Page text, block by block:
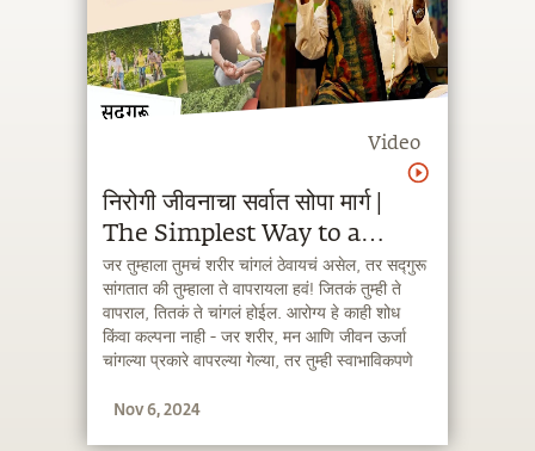
Video
निरोगी जीवनाचा सर्वात सोपा मार्ग |
The Simplest Way to a
Healthy Life | Sadhguru
Marathi
जर तुम्हाला तुमचं शरीर चांगलं ठेवायचं असेल, तर सद्गुरू
सांगतात की तुम्हाला ते वापरायला हवं! जितकं तुम्ही ते
वापराल, तितकं ते चांगलं होईल. आरोग्य हे काही शोध
किंवा कल्पना नाही - जर शरीर, मन आणि जीवन ऊर्जा
चांगल्या प्रकारे वापरल्या गेल्या, तर तुम्ही स्वाभाविकपणे
Nov 6, 2024